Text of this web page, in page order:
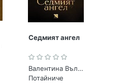
Седмият ангел
Валентина Вълчева
Потайниче